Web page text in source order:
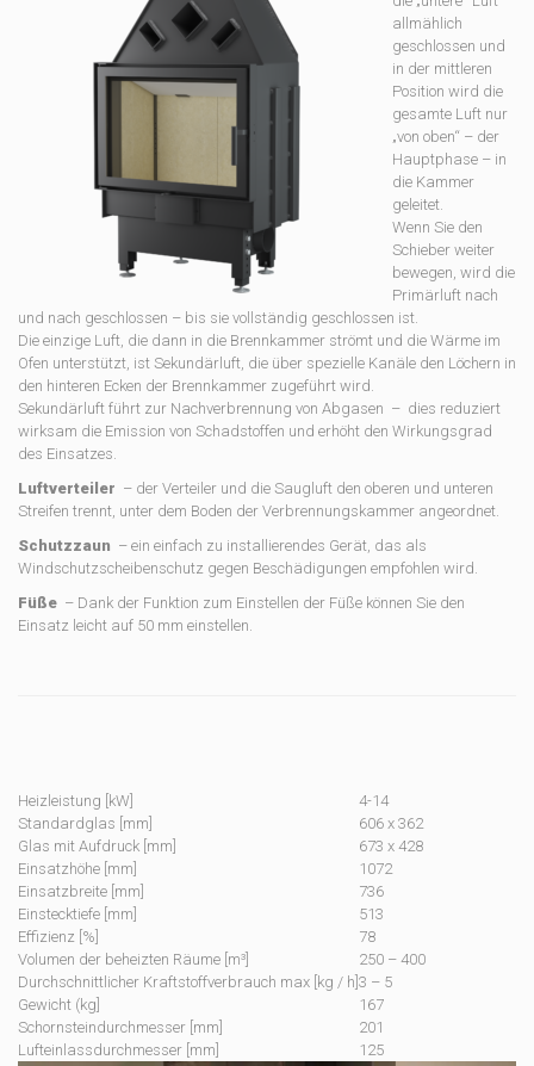
allmählich
geschlossen und
in der mittleren
Position wird die
gesamte Luft nur
„von oben“ – der
Hauptphase – in
die Kammer
geleitet.
Wenn Sie den
Schieber weiter
bewegen, wird die
Primärluft nach
und nach geschlossen – bis sie vollständig geschlossen ist.
Die einzige Luft, die dann in die Brennkammer strömt und die Wärme im
Ofen unterstützt, ist Sekundärluft, die über spezielle Kanäle den Löchern in
den hinteren Ecken der Brennkammer zugeführt wird.
Sekundärluft führt zur Nachverbrennung von Abgasen – dies reduziert
wirksam die Emission von Schadstoffen und erhöht den Wirkungsgrad
des Einsatzes.
Luftverteiler – der Verteiler und die Saugluft den oberen und unteren
Streifen trennt, unter dem Boden der Verbrennungskammer angeordnet.
Schutzzaun – ein einfach zu installierendes Gerät, das als
Windschutzscheibenschutz gegen Beschädigungen empfohlen wird.
Füße – Dank der Funktion zum Einstellen der Füße können Sie den
Einsatz leicht auf 50 mm einstellen.
Heizleistung [kW]
4-14
Standardglas [mm]
606 x 362
Glas mit Aufdruck [mm]
673 x 428
Einsatzhöhe [mm]
1072
Einsatzbreite [mm]
736
Einstecktiefe [mm]
513
Effizienz [%]
78
Volumen der beheizten Räume [m³]
250 – 400
Durchschnittlicher Kraftstoffverbrauch max [kg / h]3 – 5
Gewicht (kg]
167
Schornsteindurchmesser [mm]
201
Lufteinlassdurchmesser [mm]
125